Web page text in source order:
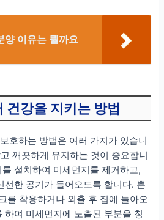
양 이유는 뭘까요
건강을 지키는 방법
호하는 방법은 여러 가지가 있습니
깨끗하게 유지하는 것이 중요합니
설치하여 미세먼지를 제거하고,
선한 공기가 들어오도록 합니다. 뿐
를 착용하거나 외출 후 집에 돌아오
하여 미세먼지에 노출된 부분을 청